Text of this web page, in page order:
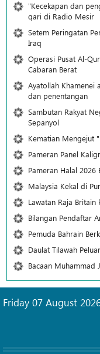
"Kecekapan dan
qari di Radio Mesir
Setem Peringatan
Iraq
Operasi Pusat Al-
Cabaran Berat
Ayatollah Khamenei
dan penentangan
Sambutan Rakyat
Sepanyol
Kematian Mengejut
Pameran Panel
Pameran Halal 2026
Malaysia Kekal di
Lawatan Raja
Bilangan Pendaftar
Pemuda Bahrain
Daulat Tilawah
Bacaan Muhammad
Friday 07 August